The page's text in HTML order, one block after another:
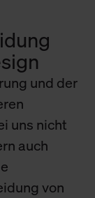
und der
uns nicht
auch
von